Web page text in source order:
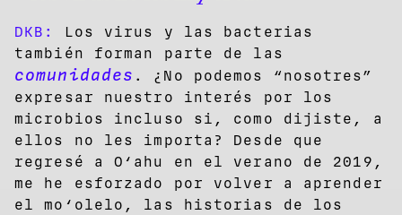
DKB:
Los virus y las bacterias
también forman parte de las
comunidades . ¿No podemos “nosotres”
expresar nuestro interés por los
microbios incluso si, como dijiste, a
ellos no les importa? Desde que
regresé a Oʻahu en el verano de 2019,
me he esforzado por volver a aprender
el moʻolelo, las historias de los